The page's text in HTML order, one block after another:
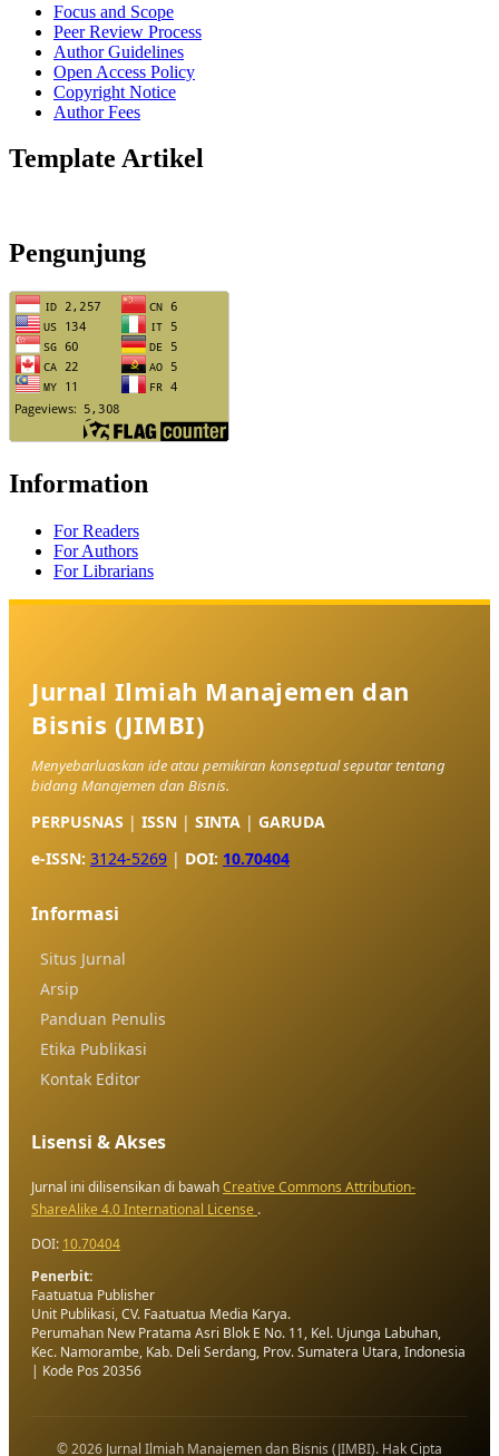
Focus and Scope
Peer Review Process
Author Guidelines
Open Access Policy
Copyright Notice
Author Fees
Template Artikel
Pengunjung
Information
For Readers
For Authors
For Librarians
Jurnal Ilmiah Manajemen dan
Bisnis (JIMBI)
Menyebarluaskan ide atau pemikiran konseptual seputar tentang
bidang Manajemen dan Bisnis.
PERPUSNAS | ISSN | SINTA | GARUDA
e-ISSN: 3124-5269 | DOI: 10.70404
Informasi
Situs Jurnal
Arsip
Panduan Penulis
Etika Publikasi
Kontak Editor
Lisensi & Akses
Jurnal ini dilisensikan di bawahCreative Commons Attribution-
ShareAlike 4.0 International License .
DOI: 10.70404
Penerbit:
Faatuatua Publisher
Unit Publikasi, CV. Faatuatua Media Karya.
Perumahan New Pratama Asri Blok E No. 11, Kel. Ujunga Labuhan,
Kec. Namorambe, Kab. Deli Serdang, Prov. Sumatera Utara, Indonesia
| Kode Pos 20356
© 2026 Jurnal Ilmiah Manajemen dan Bisnis (JIMBI). Hak Cipta